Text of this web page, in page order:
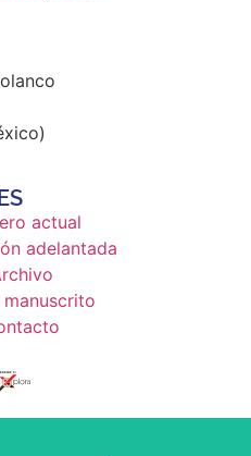
actual
adelantada
manuscrito